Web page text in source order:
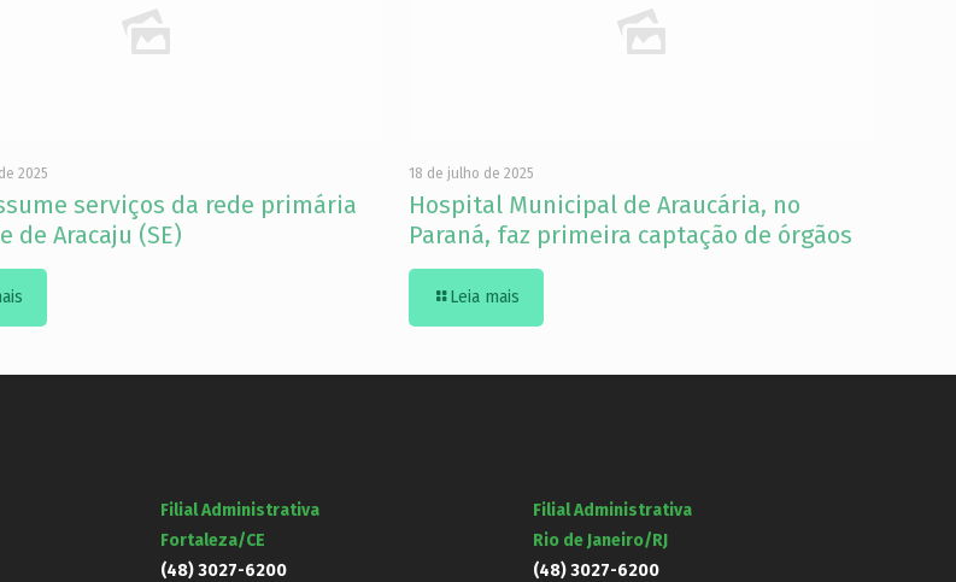
2025
serviços da rede primária
de Aracaju (SE)
18 de julho de 2025
Hospital Municipal de Araucária, no
Paraná, faz primeira captação de órgãos
Leia mais
Filial Administrativa
Fortaleza/CE
(48) 3027-6200
Filial Administrativa
Rio de Janeiro/RJ
(48) 3027-6200